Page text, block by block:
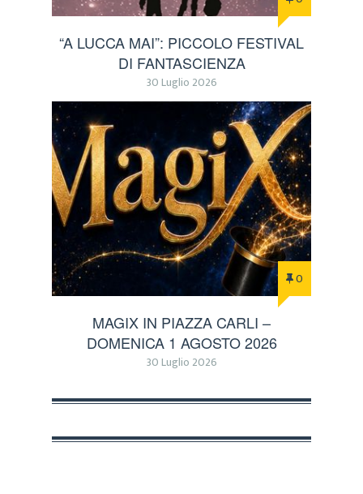
“A LUCCA MAI”: PICCOLO FESTIVAL
DI FANTASCIENZA
30 Luglio 2026
0
MAGIX IN PIAZZA CARLI –
DOMENICA 1 AGOSTO 2026
30 Luglio 2026